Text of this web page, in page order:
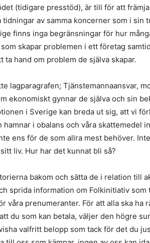
(tidigare presstöd), är till för att
av samma koncerner som i sin
finns inga begränsningar för hur
skapar problemen i ett företag
hand om problem de själva skapar.
lagparagrafen; Tjänstemannaansvar,
ekonomiskt gynnar de själva och sin
i Sverige kan breda ut sig, att vi
i obalans och våra skattemedel
ens för de som allra mest behöver.
liv. Hur har det kunnat bli så?
bakom och sätta de i relation till
sprida information om Folkinitiativ som
våra prenumeranter. För att alla ska ha
du som kan betala, väljer den högre
valfritt belopp som tack för det du